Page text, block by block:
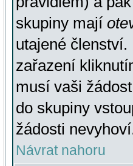
skupiny mají
utajené členství.
zařazení
musí vaši
do skupiny
žádosti
Návrat nahoru